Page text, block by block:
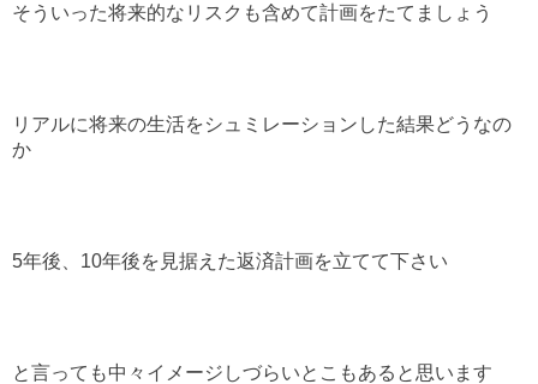
そういった将来的なリスクも含めて計画をたてましょう
リアルに将来の生活をシュミレーションした結果どうなの
か
5年後、10年後を見据えた返済計画を立てて下さい
と言っても中々イメージしづらいとこもあると思います